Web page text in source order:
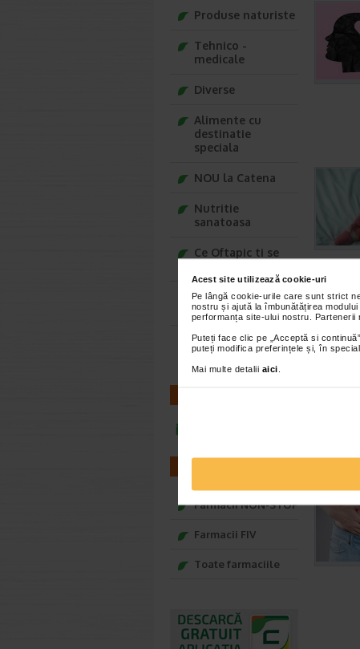
Acest site utilizează cookie-uri
Pe lângă cookie-urile care sunt strict
nostru și ajută la îmbunătățirea
performanța site-ului nostru.
Puteți face clic pe „Acceptă si
puteți modifica preferințele și, în
Mai multe detalii aici
Produse naturiste
Tehnico -
medicale
Diverse
Alimente cu
destinatie
speciala
NOU la Catena
Nutritie
sanatoasa
Ce Oftapic ti se
Adora – Adorabili
din prima clipa
Seturi cadou
Baylis&Harding
Farmacii NON-STOP
Farmacii FIV
Toate farmaciile